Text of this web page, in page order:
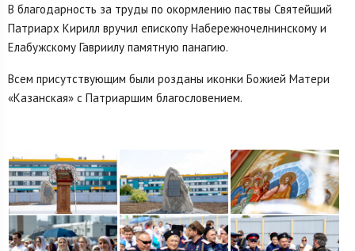
В благодарность за труды по окормлению паствы Святейший
Патриарх Кирилл вручил епископу Набережночелнинскому и
Елабужскому Гавриилу памятную панагию.
Всем присутствующим были розданы иконки Божией Матери
«Казанская» с Патриаршим благословением.